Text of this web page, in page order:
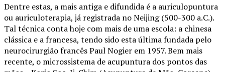
Dentre estas, a mais antiga e difundida é a auriculopuntura
ou auriculoterapia, já registrada no Neijing (500-300 a.C.).
Tal técnica conta hoje com mais de uma escola: a chinesa
clássica e a francesa, tendo sido esta última fundada pelo
neurocirurgião francês Paul Nogier em 1957. Bem mais
recente, o microssistema de acupuntura dos pontos das